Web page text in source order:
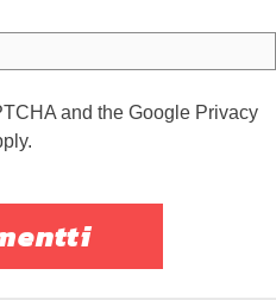
and the Google Privacy